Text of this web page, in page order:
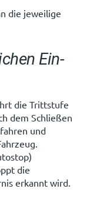
die jeweilige
Ein-
die Trittstufe
dem Schließen
und
die
erkannt wird.